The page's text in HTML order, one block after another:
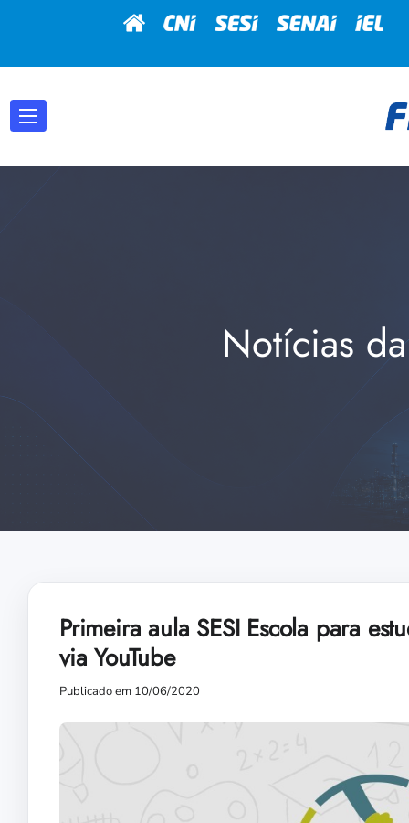
Notícias
Primeira aula SESI Escola para
via YouTube
Publicado em 10/06/2020